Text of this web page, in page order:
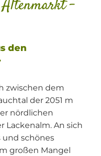
-
den
zwischen dem
der 2051 m
nördlichen
Lackenalm. An sich
und schönes
großen Mangel